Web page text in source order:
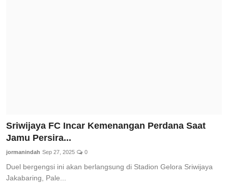
Sriwijaya FC Incar Kemenangan Perdana Saat
Jamu Persira...
jormanindah Sep 27, 2025 0
Duel bergengsi ini akan berlangsung di Stadion Gelora Sriwijaya
Jakabaring, Pale...